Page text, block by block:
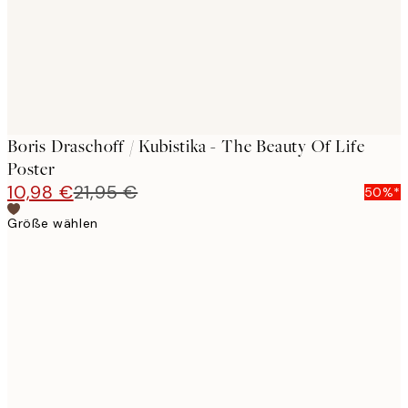
Boris Draschoff / Kubistika - The Beauty Of Life
Poster
10,98 €21,95 €
50%*
Größe wählen